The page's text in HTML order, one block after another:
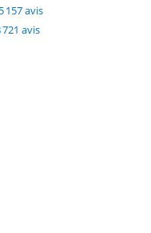
157 avis
721 avis